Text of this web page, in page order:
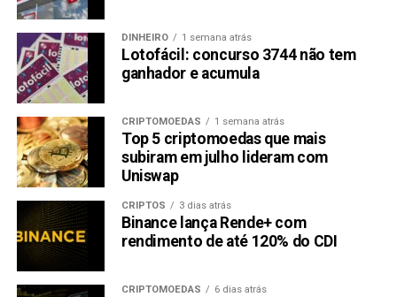
DINHEIRO 1 semana atrás
Lotofácil: concurso 3744 não tem
ganhador e acumula
CRIPTOMOEDAS 1 semana atrás
Top 5 criptomoedas que mais
subiram em julho lideram com
Uniswap
CRIPTOS 3 dias atrás
Binance lança Rende+ com
rendimento de até 120% do CDI
CRIPTOMOEDAS 6 dias atrás